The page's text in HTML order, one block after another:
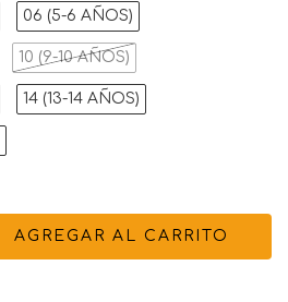
06 (5-6 AÑOS)
10 (9-10 AÑOS)
14 (13-14 AÑOS)